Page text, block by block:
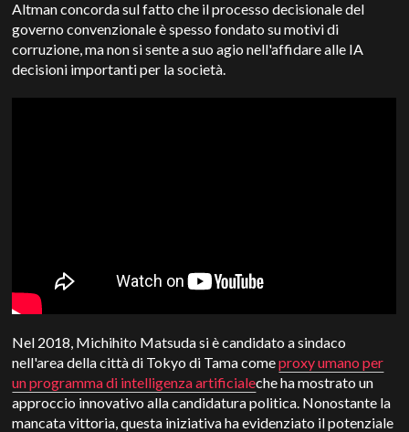
Altman concorda sul fatto che il processo decisionale del
governo convenzionale è spesso fondato su motivi di
corruzione, ma non si sente a suo agio nell'affidare alle IA
decisioni importanti per la società.
Nel 2018, Michihito Matsuda si è candidato a sindaco
nell'area della città di Tokyo di Tama comeproxy umano per
un programma di intelligenza artificialeche ha mostrato un
approccio innovativo alla candidatura politica. Nonostante la
mancata vittoria, questa iniziativa ha evidenziato il potenziale